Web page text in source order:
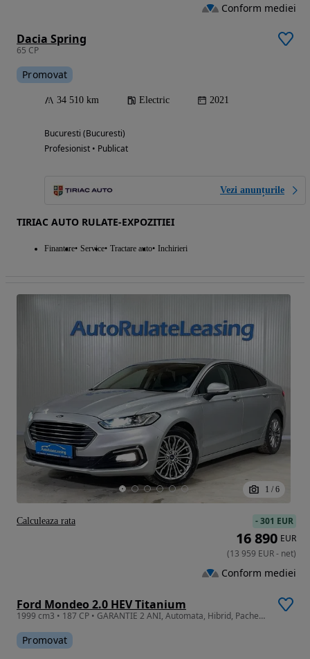
Dacia Spring
65 CP
Promovat
34 510 km Electric 2021
Bucuresti (Bucuresti)
Profesionist • Publicat
Vezi anunțurile
TIRIAC AUTO RULATE-EXPOZITIEI
Finantare Service Tractare auto Inchirieri
Conform mediei
1 / 6
Ford Mondeo 2.0 HEV Titanium
1999 cm3 • 187 CP • GARANTIE 2 ANI, Automata, Hibrid, Pachet iarna, Camera, Pilot adaptiv
Promovat
-301 EUR
16 890 EUR
(13 959 EUR- net)
Conform mediei
Calculeaza rata